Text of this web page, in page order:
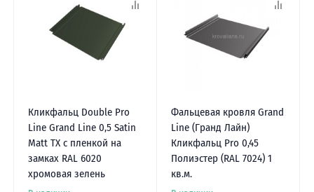
Кликфальц Double Pro
Line Grand Line 0,5 Satin
Matt TX с пленкой на
замках RAL 6020
хромовая зелень
Фальцевая кровля Grand
Line (Гранд Лайн)
Кликфальц Pro 0,45
Полиэстер (RAL 7024) 1
кв.м.